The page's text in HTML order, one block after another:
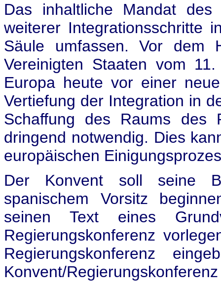
Das inhaltliche Mandat
weiterer Integrationsschritte
Säule umfassen. Vor dem
Vereinigten Staaten vom
Europa heute vor einer
Vertiefung der Integration in
Schaffung des Raums des
dringend notwendig. Dies
europäischen
Der Konvent soll seine
spanischem Vorsitz
seinen Text eines
Regierungskonferenz
Regierungskonferenz
Konvent/